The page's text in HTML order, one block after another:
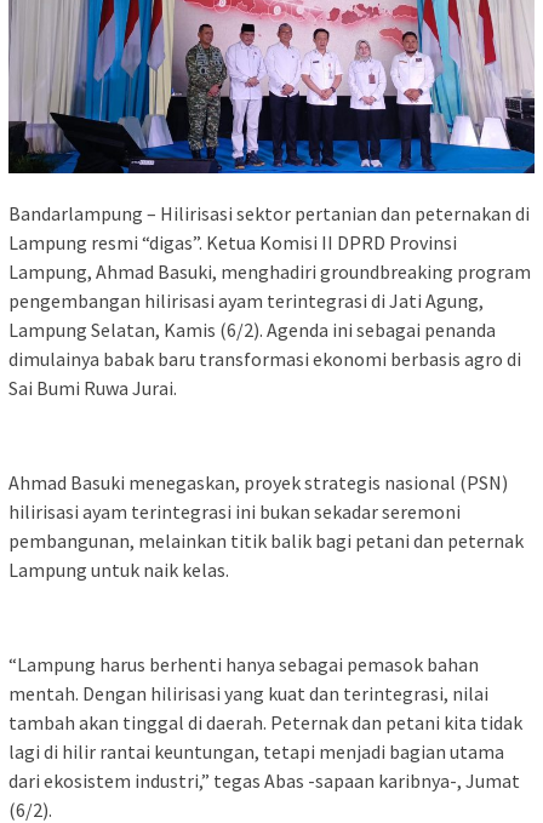
Bandarlampung – Hilirisasi sektor pertanian dan peternakan di
Lampung resmi “digas”. Ketua Komisi II DPRD Provinsi
Lampung, Ahmad Basuki, menghadiri groundbreaking program
pengembangan hilirisasi ayam terintegrasi di Jati Agung,
Lampung Selatan, Kamis (6/2). Agenda ini sebagai penanda
dimulainya babak baru transformasi ekonomi berbasis agro di
Sai Bumi Ruwa Jurai.
Ahmad Basuki menegaskan, proyek strategis nasional (PSN)
hilirisasi ayam terintegrasi ini bukan sekadar seremoni
pembangunan, melainkan titik balik bagi petani dan peternak
Lampung untuk naik kelas.
“Lampung harus berhenti hanya sebagai pemasok bahan
mentah. Dengan hilirisasi yang kuat dan terintegrasi, nilai
tambah akan tinggal di daerah. Peternak dan petani kita tidak
lagi di hilir rantai keuntungan, tetapi menjadi bagian utama
dari ekosistem industri,” tegas Abas -sapaan karibnya-, Jumat
(6/2).